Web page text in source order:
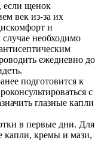
если щенок
век из-за их
и
необходимо
ежедневно до
подготовится к
с
глазные капли
в первые дни. Для
капли, кремы и мази,